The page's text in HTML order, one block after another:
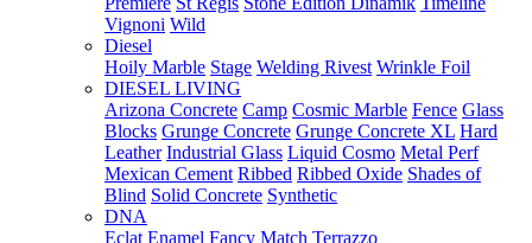
Vignoni Wild
Diesel
Hoily Marble Stage Welding Rivest Wrinkle Foil
DIESEL LIVING
Arizona Concrete Camp Cosmic Marble Fence Glass
Blocks Grunge Concrete Grunge Concrete XL Hard
Leather Industrial Glass Liquid Cosmo Metal Perf
Mexican Cement Ribbed Ribbed Oxide Shades of
Blind Solid Concrete Synthetic
DNA
Eclat Enamel Fancy Match Terrazzo